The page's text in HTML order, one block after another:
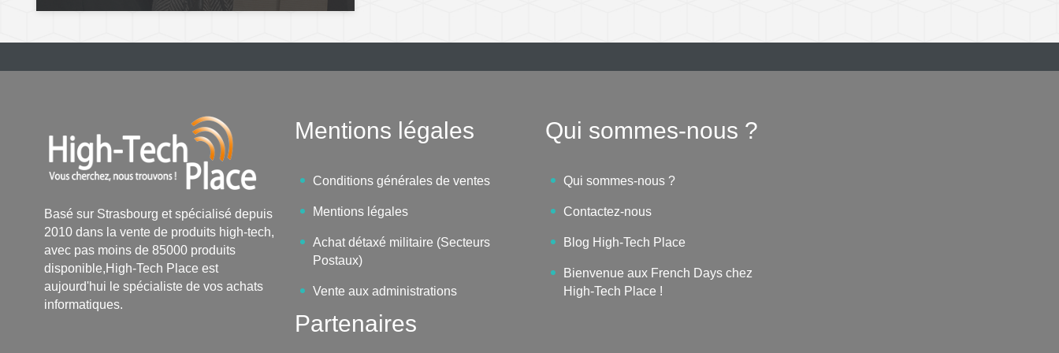
Basé sur Strasbourg et spécialisé depuis
2010 dans la vente de produits high-tech,
avec pas moins de 85000 produits
disponible,High-Tech Place est
aujourd'hui le spécialiste de vos achats
informatiques.
Mentions légales
Conditions générales de ventes
Mentions légales
Achat détaxé militaire (Secteurs
Postaux)
Vente aux administrations
Qui sommes-nous ?
Qui sommes-nous ?
Contactez-nous
Blog High-Tech Place
Bienvenue aux French Days chez
High-Tech Place !
Partenaires